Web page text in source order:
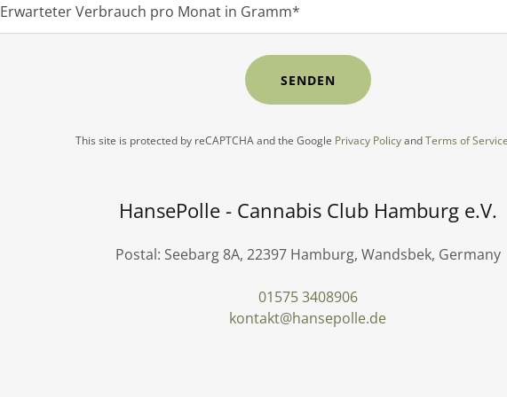
Erwarteter Verbrauch pro Monat in Gramm*
SENDEN
This site is protected by reCAPTCHA and the Google Privacy PolicyandTerms of Service
HansePolle - Cannabis Club Hamburg e.V.
Postal: Seebarg 8A, 22397 Hamburg, Wandsbek, Germany
01575 3408906
kontakt@hansepolle.de